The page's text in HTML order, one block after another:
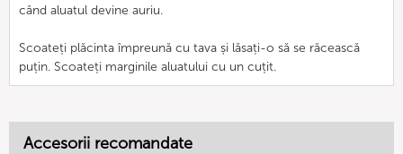
când aluatul devine auriu.
Scoateți plăcinta împreună cu tava și lăsați-o să se răcească
puțin. Scoateți marginile aluatului cu un cuțit.
Accesorii recomandate